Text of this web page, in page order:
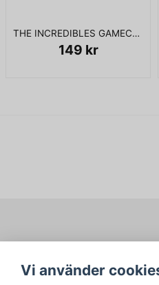
THE INCREDIBLES GAMECUBE
149 kr
Köpvillkor
Vi använder